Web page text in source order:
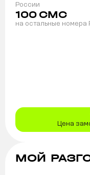
России
100 СМС
на остальные номера
Цена
МОЙ